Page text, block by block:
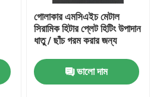
গোলাকার এমসিএইচ মেটাল
সিরামিক হিটার প্লেট হিটিং উপাদান
ধাতু / ছাঁচ গরম করার জন্য
ভালো দাম